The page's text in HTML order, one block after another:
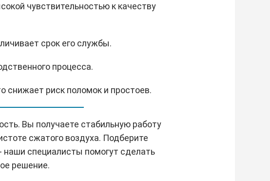
чувствительностью к качеству
срок его службы.
процесса.
снижает риск поломок и простоев.
Вы получаете стабильную работу
сжатого воздуха. Подберите
специалисты помогут сделать
решение.